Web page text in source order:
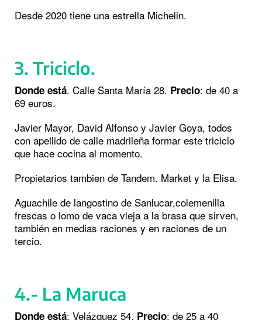
Desde 2020 tiene una estrella Michelin.
3. Triciclo.
Donde está. Calle Santa María 28. Precio: de 40 a
69 euros.
Javier Mayor, David Alfonso y Javier Goya, todos
con apellido de calle madrileña formar este triciclo
que hace cocina al momento.
Propietarios tambien de Tandem. Market y la Elisa.
Aguachile de langostino de Sanlucar,colemenilla
frescas o lomo de vaca vieja a la brasa que sirven,
también en medias raciones y en raciones de un
tercio.
4.- La Maruca
Donde está: Velázquez 54. Precio: de 25 a 40